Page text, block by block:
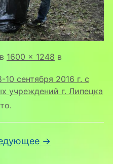
в 1600 × 1248 в
сентября 2016 г. с
учреждений г. Липецка
→